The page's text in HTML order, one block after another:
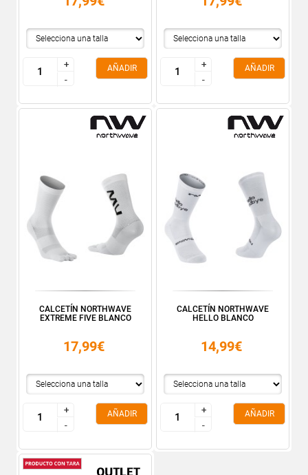
+
-
+
-
AÑADIR
+
-
+
-
AÑADIR
CALCETÍN NORTHWAVE
EXTREME FIVE BLANCO
17,99€
+
-
+
-
AÑADIR
CALCETÍN NORTHWAVE
HELLO BLANCO
14,99€
+
-
+
-
AÑADIR